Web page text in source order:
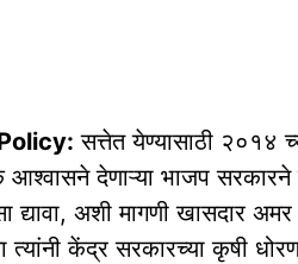
सत्तेत येण्यासाठी २०१४
आश्वासने देणाऱ्या भाजप
द्यावा, अशी मागणी खासदार
त्यांनी केंद्र सरकारच्या कृषी